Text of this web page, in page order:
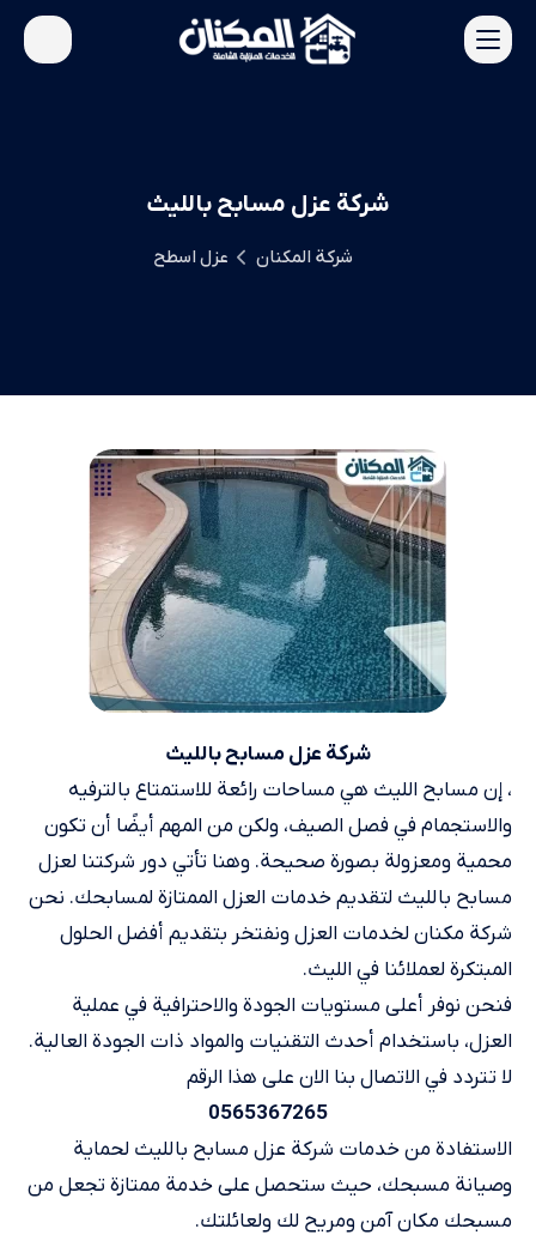
شركة عزل مسابح بالليث
شركة المكنان عزل اسطح
شركة عزل مسابح بالليث
، إن مسابح الليث هي مساحات رائعة للاستمتاع بالترفيه
والاستجمام في فصل الصيف، ولكن من المهم أيضًا أن تكون
محمية ومعزولة بصورة صحيحة. وهنا تأتي دور شركتنا لعزل
مسابح بالليث لتقديم خدمات العزل الممتازة لمسابحك. نحن
شركة مكنان لخدمات العزل ونفتخر بتقديم أفضل الحلول
المبتكرة لعملائنا في الليث.
فنحن نوفر أعلى مستويات الجودة والاحترافية في عملية
العزل، باستخدام أحدث التقنيات والمواد ذات الجودة العالية.
لا تتردد في الاتصال بنا الان على هذا الرقم
0565367265
الاستفادة من خدمات شركة عزل مسابح بالليث لحماية
وصيانة مسبحك، حيث ستحصل على خدمة ممتازة تجعل من
مسبحك مكان آمن ومريح لك ولعائلتك.